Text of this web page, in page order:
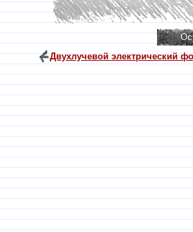
Двухлучевой электрический